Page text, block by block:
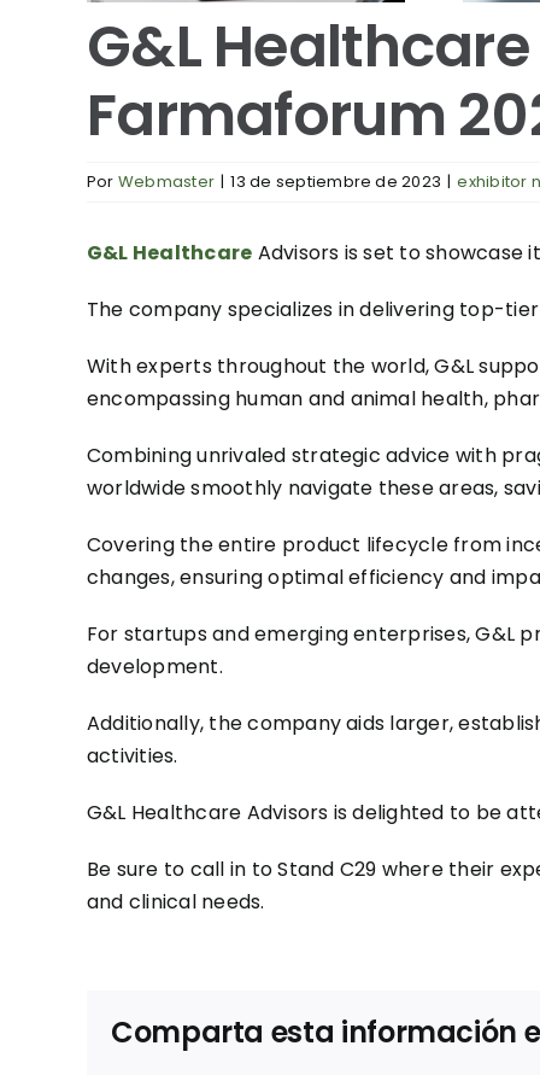
G&L
Farmaforum
Por Webmaster | 13 de septiembre de 2023 | exhibitor
G&L Healthcare Advisors is set to showcase
The company specializes in delivering top-
With experts throughout the world, G&L
encompassing human and animal health,
Combining unrivaled strategic advice with
worldwide smoothly navigate these areas,
Covering the entire product lifecycle from
changes, ensuring optimal efficiency and
For startups and emerging enterprises, G&L
development.
Additionally, the company aids larger,
activities.
G&L Healthcare Advisors is delighted to be
Be sure to call in to Stand C29 where their
and clinical needs.
Comparta esta información